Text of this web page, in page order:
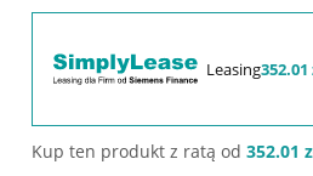
Leasing352.01
Kup ten produkt z ratą od 352.01